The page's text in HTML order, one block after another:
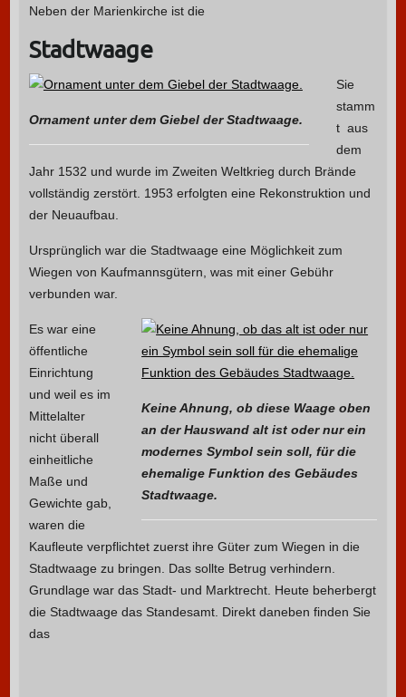
Neben der Marienkirche ist die
Stadtwaage
Ornament unter dem Giebel der Stadtwaage.
Sie
stamm
t aus
dem
Jahr 1532 und wurde im Zweiten Weltkrieg durch Brände
vollständig zerstört. 1953 erfolgten eine Rekonstruktion und
der Neuaufbau.
Ursprünglich war die Stadtwaage eine Möglichkeit zum
Wiegen von Kaufmannsgütern, was mit einer Gebühr
verbunden war.
Keine Ahnung, ob diese Waage oben
an der Hauswand alt ist oder nur ein
modernes Symbol sein soll, für die
ehemalige Funktion des Gebäudes
Stadtwaage.
Es war eine
öffentliche
Einrichtung
und weil es im
Mittelalter
nicht überall
einheitliche
Maße und
Gewichte gab,
waren die
Kaufleute verpflichtet zuerst ihre Güter zum Wiegen in die
Stadtwaage zu bringen. Das sollte Betrug verhindern.
Grundlage war das Stadt- und Marktrecht. Heute beherbergt
die Stadtwaage das Standesamt. Direkt daneben finden Sie
das